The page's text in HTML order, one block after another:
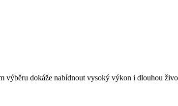
výběru dokáže nabídnout vysoký výkon i dlouhou